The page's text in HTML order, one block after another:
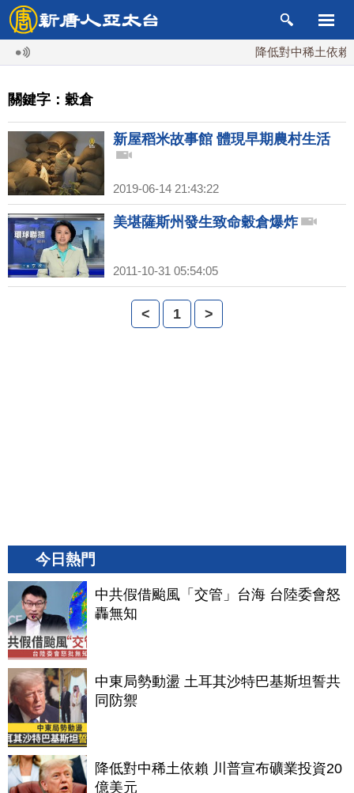
降低對中稀土依賴
關鍵字：穀倉
新屋稻米故事館 體現早期農村生活
2019-06-14 21:43:22
美堪薩斯州發生致命穀倉爆炸
2011-10-31 05:54:05
< 1 >
今日熱門
中共假借颱風「交管」台海 台陸委會怒
轟無知
中東局勢動盪 土耳其沙特巴基斯坦誓共
同防禦
降低對中稀土依賴 川普宣布礦業投資20
億美元